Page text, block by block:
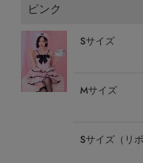
ピンク
Sサイズ
Mサイズ
Sサイズ（リ